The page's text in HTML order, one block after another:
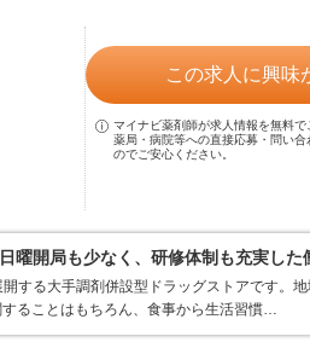
この求人に興味
マイナビ薬剤師が求人情報を無料で
薬局・病院等への直接応募・問い合
のでご安心ください。
曜開局も少なく、研修体制も充実した
する大手調剤併設型ドラッグストアです。
ることはもちろん、食事から生活習慣…